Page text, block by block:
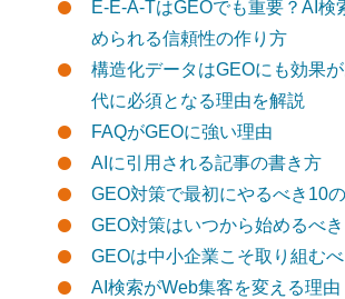
E-E-A-TはGEOでも重要？AI検
められる信頼性の作り方
構造化データはGEOにも効果
代に必須となる理由を解説
FAQがGEOに強い理由
AIに引用される記事の書き方
GEO対策で最初にやるべき10
GEO対策はいつから始めるべき
GEOは中小企業こそ取り組む
AI検索がWeb集客を変える理由